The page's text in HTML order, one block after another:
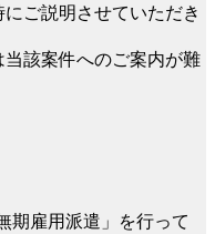
ご説明させていただき
該案件へのご案内が難
期雇用派遣」を行って